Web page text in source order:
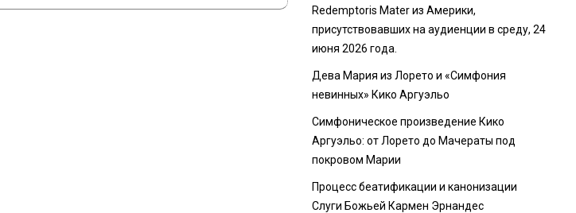
Redemptoris Mater из Америки,
присутствовавших на аудиенции в среду, 24
июня 2026 года.
Дева Мария из Лорето и «Симфония
невинных» Кико Аргуэльо
Симфоническое произведение Кико
Аргуэльо: от Лорето до Мачераты под
покровом Марии
Процесс беатификации и канонизации
Слуги Божьей Кармен Эрнандес